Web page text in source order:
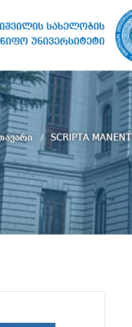
სახელობის
უნივერსიტეტი
SCRIPTA MANENT